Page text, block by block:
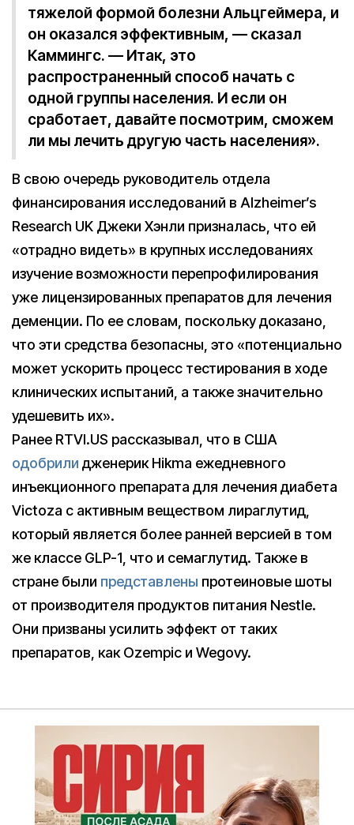
тяжелой формой болезни Альцгеймера, и
он оказался эффективным, — сказал
Каммингс. — Итак, это
распространенный способ начать с
одной группы населения. И если он
сработает, давайте посмотрим, сможем
ли мы лечить другую часть населения».
В свою очередь руководитель отдела
финансирования исследований в Alzheimer’s
Research UK Джеки Хэнли призналась, что ей
«отрадно видеть» в крупных исследованиях
изучение возможности перепрофилирования
уже лицензированных препаратов для лечения
деменции. По ее словам, поскольку доказано,
что эти средства безопасны, это «потенциально
может ускорить процесс тестирования в ходе
клинических испытаний, а также значительно
удешевить их».
Ранее RTVI.US рассказывал, что в США
одобрили дженерик Hikma ежедневного
инъекционного препарата для лечения диабета
Victoza с активным веществом лираглутид,
который является более ранней версией в том
же классе GLP-1, что и семаглутид. Также в
стране были представлены протеиновые шоты
от производителя продуктов питания Nestle.
Они призваны усилить эффект от таких
препаратов, как Ozempic и Wegovy.